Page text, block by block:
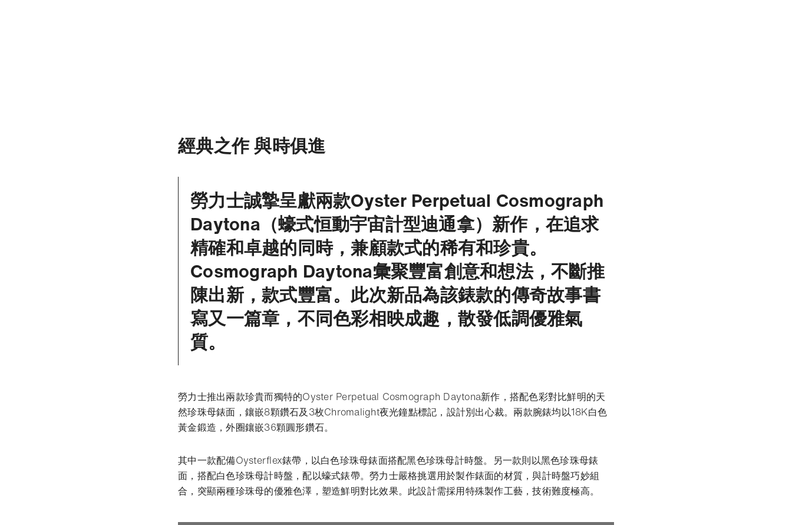
經典之作 與時俱進
勞力士誠摯呈獻兩款Oyster Perpetual Cosmograph
Daytona（蠔式恒動宇宙計型迪通拿）新作，在追求
精確和卓越的同時，兼顧款式的稀有和珍貴。
Cosmograph Daytona彙聚豐富創意和想法，不斷推
陳出新，款式豐富。此次新品為該錶款的傳奇故事書
寫又一篇章，不同色彩相映成趣，散發低調優雅氣
質。
勞力士推出兩款珍貴而獨特的Oyster Perpetual Cosmograph Daytona新作，搭配色彩對比鮮明的天
然珍珠母錶面，鑲嵌8顆鑽石及3枚Chromalight夜光鐘點標記，設計別出心裁。兩款腕錶均以18K白色
黃金鍛造，外圈鑲嵌36顆圓形鑽石。
其中一款配備Oysterflex錶帶，以白色珍珠母錶面搭配黑色珍珠母計時盤。另一款則以黑色珍珠母錶
面，搭配白色珍珠母計時盤，配以蠔式錶帶。勞力士嚴格挑選用於製作錶面的材質，與計時盤巧妙組
合，突顯兩種珍珠母的優雅色澤，塑造鮮明對比效果。此設計需採用特殊製作工藝，技術難度極高。